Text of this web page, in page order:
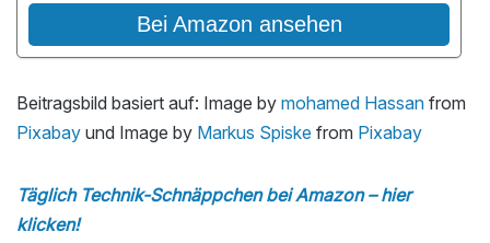
Bei Amazon ansehen
Beitragsbild basiert auf: Image by mohamed Hassan from
Pixabay und Image by Markus Spiske from Pixabay
Täglich Technik-Schnäppchen bei Amazon – hier
klicken!